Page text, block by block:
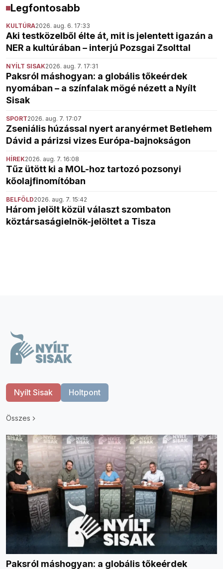
Legfontosabb
KULTÚRA2026. aug. 6. 17:33
Aki testközelből élte át, mit is jelentett igazán a
NER a kultúrában – interjú Pozsgai Zsolttal
NYÍLT SISAK2026. aug. 7. 17:31
Paksról máshogyan: a globális tőkeérdek
nyomában – a színfalak mögé nézett a Nyílt
Sisak
SPORT2026. aug. 7. 17:07
Zseniális húzással nyert aranyérmet Betlehem
Dávid a párizsi vizes Európa-bajnokságon
HÍREK2026. aug. 7. 16:08
Tűz ütött ki a MOL-hoz tartozó pozsonyi
kőolajfinomítóban
BELFÖLD2026. aug. 7. 15:42
Három jelölt közül választ szombaton
köztársaságielnök-jelöltet a Tisza
Nyílt Sisak Holtpont
Összes
Paksról máshogyan: a globális tőkeérdek